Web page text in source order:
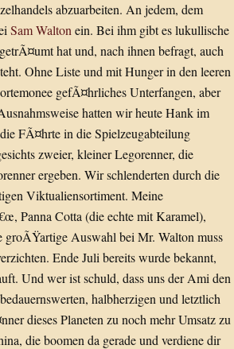
abzuarbeiten. An jedem, dem
Sam Walton ein. Bei ihm gibt es lukullische
hat und, nach ihnen befragt, auch
Ohne Liste und mit Hunger in den leeren
gefÃ¤hrliches Unterfangen, aber
hatten wir heute Hank im
FÃ¤hrte in die Spielzeugabteilung
zweier, kleiner Legorenner, die
ergeben. Wir schlenderten durch die
Viktualiensortiment. Meine
Panna Cotta (die echte mit Karamel),
Auswahl bei Mr. Walton muss
Ende Juli bereits wurde bekannt,
Und wer ist schuld, dass uns der Ami den
halbherzigen und letztlich
dieses Planeten zu noch mehr Umsatz zu
die boomen da gerade und verdiene dir